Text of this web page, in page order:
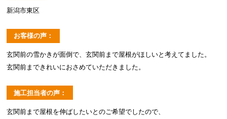
新潟市東区
お客様の声：
玄関前の雪かきが面倒で、玄関前まで屋根がほしいと考えてました。
玄関前まできれいにおさめていただきました。
施工担当者の声：
玄関前まで屋根を伸ばしたいとのご希望でしたので、